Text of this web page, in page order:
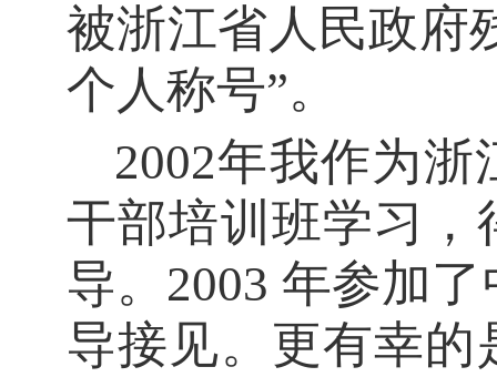
被浙江省人民政府
个人称号”。
2002年我作为浙
干部培训班学习
导。 2003 年参加
导接见。 更有幸的